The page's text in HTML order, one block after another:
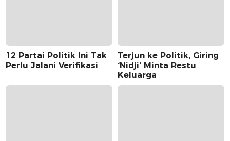
12 Partai Politik Ini Tak
Perlu Jalani Verifikasi
Terjun ke Politik, Giring
‘Nidji’ Minta Restu
Keluarga